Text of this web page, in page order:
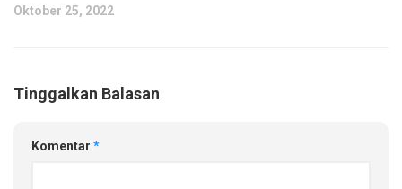
Oktober 25, 2022
Tinggalkan Balasan
Komentar *